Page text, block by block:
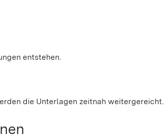
entstehen.
die Unterlagen zeitnah weitergereicht.